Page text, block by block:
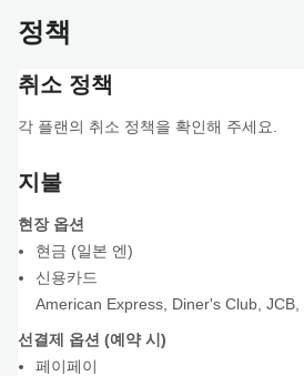
정책
취소 정책
각 플랜의 취소 정책을 확인해 주세요.
지불
현장 옵션
현금 (일본 엔)
신용카드
American Express Diner's Club JCB
선결제 옵션 (예약 시)
페이페이